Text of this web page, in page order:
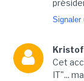
Signaler
Cet
IT"...